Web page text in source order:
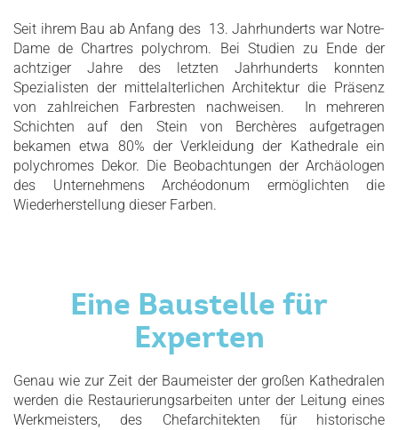
Seit ihrem Bau ab Anfang des 13. Jahrhunderts war Notre-
Dame de Chartres polychrom. Bei Studien zu Ende der
achtziger Jahre des letzten Jahrhunderts konnten
Spezialisten der mittelalterlichen Architektur die Präsenz
von zahlreichen Farbresten nachweisen. In mehreren
Schichten auf den Stein von Berchères aufgetragen
bekamen etwa 80% der Verkleidung der Kathedrale ein
polychromes Dekor. Die Beobachtungen der Archäologen
des Unternehmens Archéodonum ermöglichten die
Wiederherstellung dieser Farben.
Eine Baustelle für
Experten
Genau wie zur Zeit der Baumeister der großen Kathedralen
werden die Restaurierungsarbeiten unter der Leitung eines
Werkmeisters, des Chefarchitekten für historische